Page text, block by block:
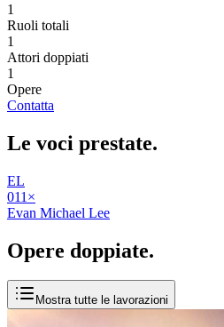
1
Ruoli totali
1
Attori doppiati
1
Opere
Contatta
Le voci prestate.
EL
011 ×
Evan Michael Lee
Opere doppiate.
Mostra tutte le lavorazioni